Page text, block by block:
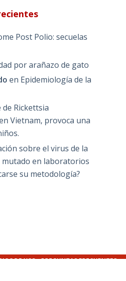
Post Polio: secuelas
por arañazo de gato
en Epidemiología de la
Rickettsia
Vietnam, provoca una
sobre el virus de la
en laboratorios
su metodología?
DE USO PREGUNTAS FRECUENTES